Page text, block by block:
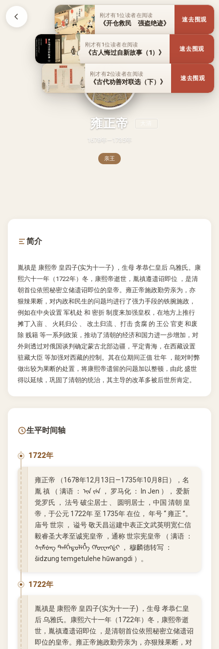
雍正帝
1678年—1735年
亲王
简介
胤禛是 康熙帝 皇四子(实为十一子) ，生母 孝恭仁皇后 乌雅氏。康
熙六十一年（1722年）冬，康熙帝逝世，胤禛遵遗诏即位 ，是清
朝首位依照秘密立储遗诏即位的皇帝。雍正帝施政勤劳亲为，亦
狠辣果断，对内政和民生的问题均进行了强力手段的铁腕施政，
例如在中央设置 军机处 和 密折 制度来加强皇权，在地方上推行
摊丁入亩 、 火耗归公 、 改土归流 、打击 贪腐 的 王公 官吏 和废
除 贱籍 等一系列政策，推动了清朝的经济和国力进一步增加，对
外则透过对俄国谈判确定蒙古北部边疆，平定青海，在西藏设置
驻藏大臣 等加强对西藏的控制。其在位期间正值 壮年 ，能对时弊
做出较为果断的处置，将康熙帝遗留的问题加以整顿，由此 盛世
得以延续，巩固了清朝的统治，其主导的改革多被后世所肯定。
生平时间轴
1722年
雍正帝 （1678年12月13日—1735年10月8日），名
胤 禛 （ 满语 ： ᡳᠨ ᠵᡝᠨ ， 罗马化 ： In Jen ）， 爱新
觉罗氏 ， 法号 破尘居士 、 圆明居士 ，中国 清朝 皇
帝，于公元 1722年 至 1735年 在位， 年号 “ 雍正 ”。
庙号 世宗 ， 谥号 敬天昌运建中表正文武英明宽仁信
毅睿圣大孝至诚宪皇帝 ，通称 世宗宪皇帝 （ 满语 ：
ᡧᡳᡯᡠᠩ ᡨᡝ᠋ᠮᡤᡝᡨᡠ᠋ᠯᡝᡥᡝ ᡥᡡᠸᠠᠩᡩ᠋ᡳ ， 穆麟德转写 ：
šidzung temgetulehe hūwangdi ）。
1722年
胤禛是 康熙帝 皇四子(实为十一子) ，生母 孝恭仁皇
后 乌雅氏。康熙六十一年（1722年）冬，康熙帝逝
世，胤禛遵遗诏即位 ，是清朝首位依照秘密立储遗诏
即位的皇帝。雍正帝施政勤劳亲为，亦狠辣果断，对
刚才有1位读者在阅读
《开仓救民 强盗绝迹》 速去围观
刚才有1位读者在阅读
《古人悔过自新故事（1）》 速去围观
刚才有2位读者在阅读
《古代劝善对联选（下）》 速去围观